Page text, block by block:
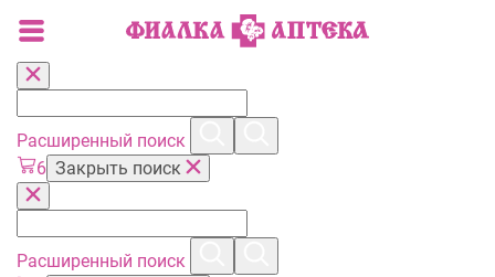
Расширенный поиск
6 Закрыть поиск
Расширенный поиск